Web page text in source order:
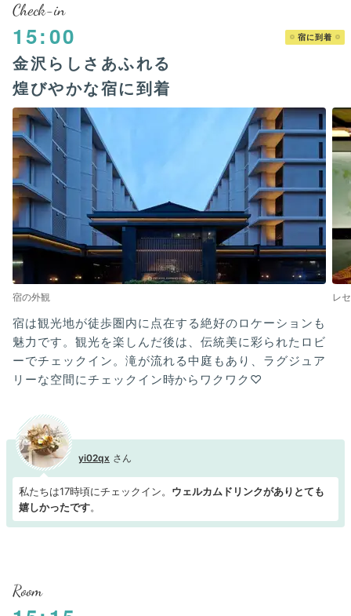
Check-in
15:00 宿に到着
金沢らしさあふれる
煌びやかな宿に到着
宿の外観 レ
宿は観光地が徒歩圏内に点在する絶好のロケーションも
魅力です。観光を楽しんだ後は、伝統美に彩られたロビ
ーでチェックイン。滝が流れる中庭もあり、ラグジュア
リーな空間にチェックイン時からワクワク♡
yi02qx
私たちは17時頃にチェックイン。 ウェルカムドリンクがありとても
嬉しかったです。
Room